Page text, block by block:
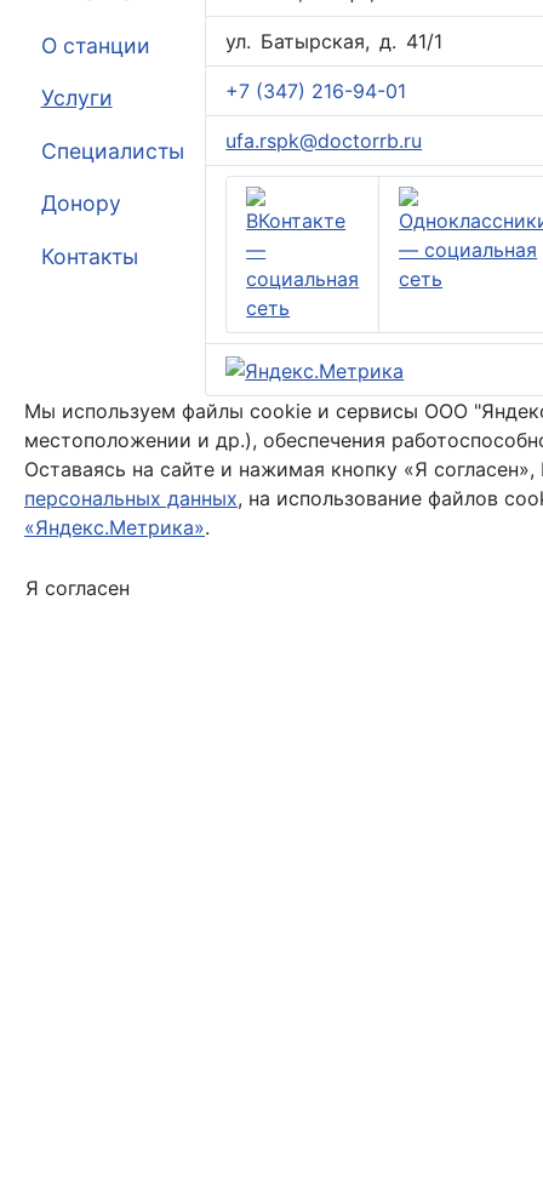
О станции
Услуги
Специалисты
Донору
Контакты
ул. Батырская, д. 41/1
+7 (347) 216-94-01
ufa.rspk@doctorrb.ru
Мы используем файлы cookie и сервисы ООО
местоположении и др.), обеспечения
Оставаясь на сайте и нажимая кнопку «Я
персональных данных, на использование файлов
«Яндекс.Метрика».
Я согласен